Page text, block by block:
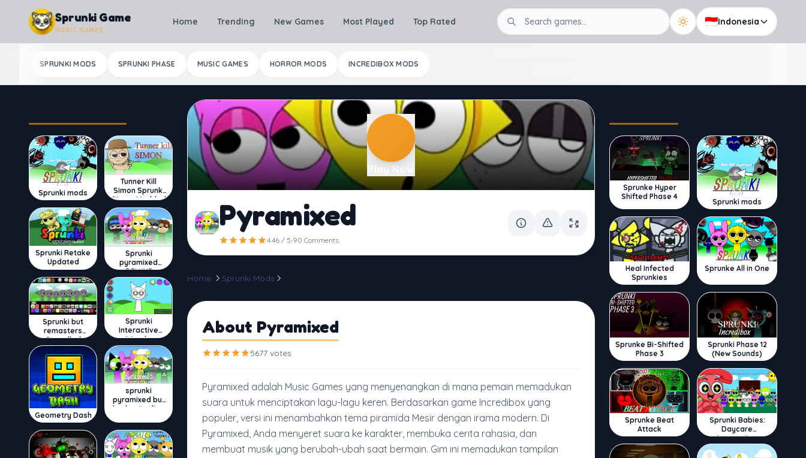
Skip to content
Sprunki Game
MUSIC GAMES
Home Trending New Games Most Played Top Rated 🇮🇩Indonesia
SPRUNKI MODS SPRUNKI PHASE MUSIC GAMES HORROR MODS INCREDIBOX MODS
Sprunki mods
Tunner Kill
Simon Sprunki
Sinner Modded
Sprunki Retake
Updated
Sprunki
pyramixed
DELUXE
Sprunki but
remasters
Cancelled
Sprunki
Interactive
Wenda
Geometry Dash
sprunki
pyramixed but
broker is alive
Play Now
Pyramixed
4.46 / 5·90 Comments
Home Sprunki Mods
About Pyramixed
5677 votes
Pyramixed adalah Music Games yang menyenangkan di mana pemain memadukan
suara untuk menciptakan lagu-lagu keren. Berdasarkan game Incredibox yang
populer, versi ini menambahkan tema piramida Mesir dengan irama modern. Di
Pyramixed, Anda menyeret suara ke karakter, membuka cerita rahasia, dan
membuat musik yang berubah-ubah saat bermain. Gim ini memadukan tampilan
Sprunke Hyper
Shifted Phase 4
Sprunki mods
Heal Infected
Sprunkies
Sprunke All in One
Sprunke Bi-Shifted
Phase 3
Sprunki Phase 12
(New Sounds)
Sprunke Beat
Attack
Sprunki Babies:
Daycare
Interactive